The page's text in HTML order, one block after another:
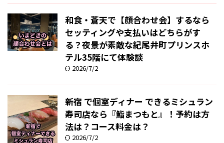
和食・蒼天で【顔合わせ会】するなら
セッティングや支払いはどちらがす
る？夜景が素敵な紀尾井町プリンスホ
テル35階にて体験談
2026/7/2
新宿 で個室ディナー できるミシュラン
寿司店なら『鮨まつもと』！予約は方
法は？コース料金は？
2026/7/2